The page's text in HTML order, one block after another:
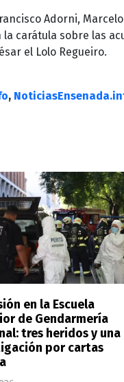
Adorni,
carátula sobre las
el Lolo Regueiro.
,
en la Escuela
de Gendarmería
tres heridos y una
por cartas